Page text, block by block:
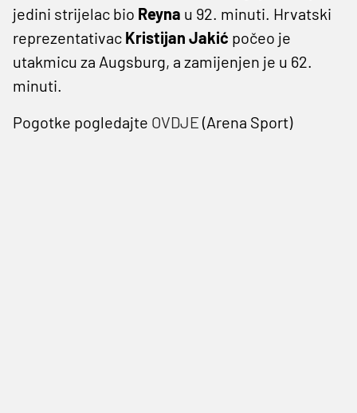
jedini strijelac bio Reyna u 92. minuti. Hrvatski
reprezentativac Kristijan Jakić počeo je
utakmicu za Augsburg, a zamijenjen je u 62.
minuti.
Pogotke pogledajte OVDJE (Arena Sport)